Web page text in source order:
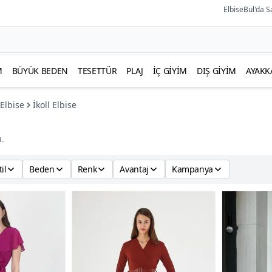
ElbiseBul'da
BÜYÜK BEDEN TESETTÜR PLAJ İÇ GIYIM DIŞ GIYIM
İkoll Elbise
Beden Renk Avantaj Kampanya